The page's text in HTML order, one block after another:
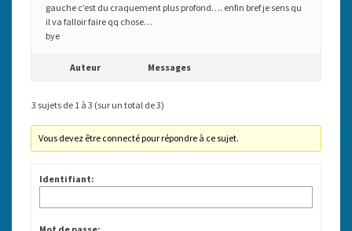
gauche c’est du craquement plus profond…. enfin bref je sens qu
il va falloir faire qq chose…
bye
Auteur Messages
3 sujets de 1 à 3 (sur un total de 3)
Vous devez être connecté pour répondre à ce sujet.
Identifiant: